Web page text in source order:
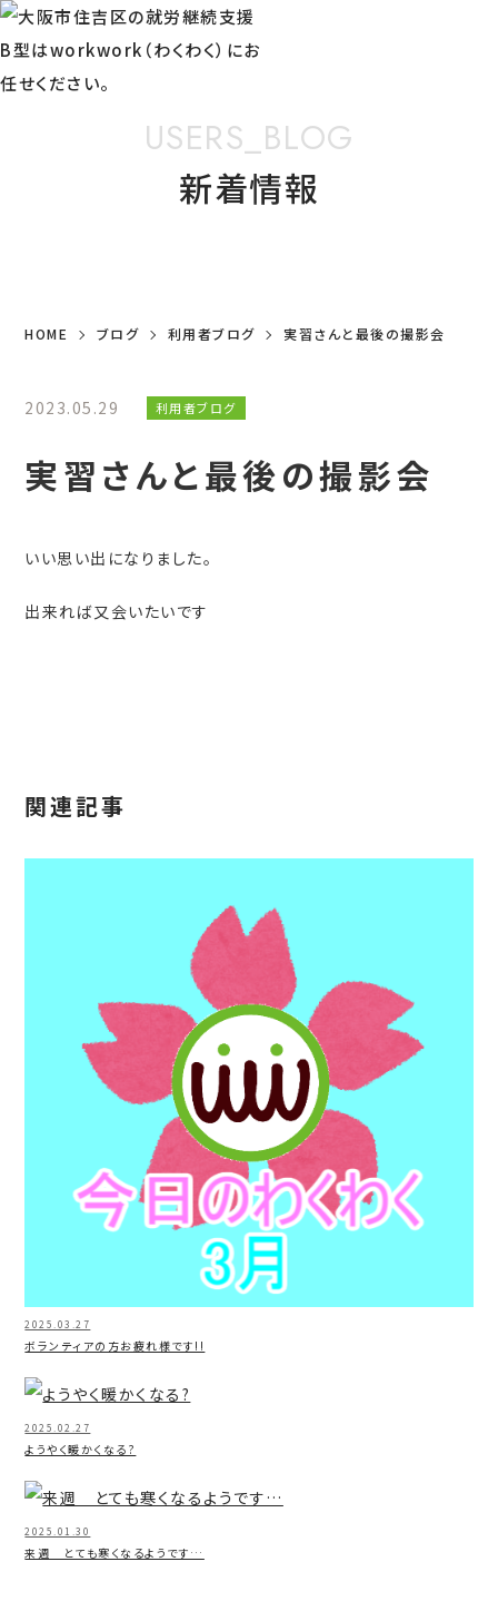
USERS_BLOG
新着情報
HOME ブログ 利用者ブログ 実習さんと最後の撮影会
2023.05.29 利用者ブログ
実習さんと最後の撮影会
いい思い出になりました。
出来れば又会いたいです
関連記事
2025.03.27
ボランティアの方お疲れ様です!!
2025.02.27
ようやく暖かくなる?
2025.01.30
来週 とても寒くなるようです…